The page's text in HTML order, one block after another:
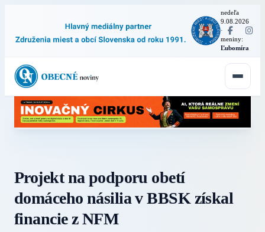
nedeľa
9.08.2026
·
meniny:
Ľubomíra
Projekt na podporu obetí
domáceho násilia v BBSK získal
financie z NFM